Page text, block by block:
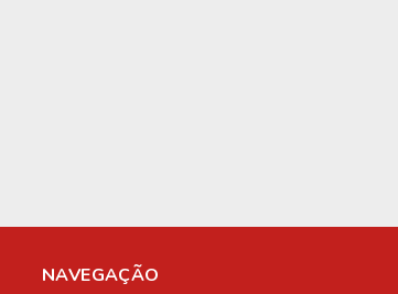
NAVEGAÇÃO